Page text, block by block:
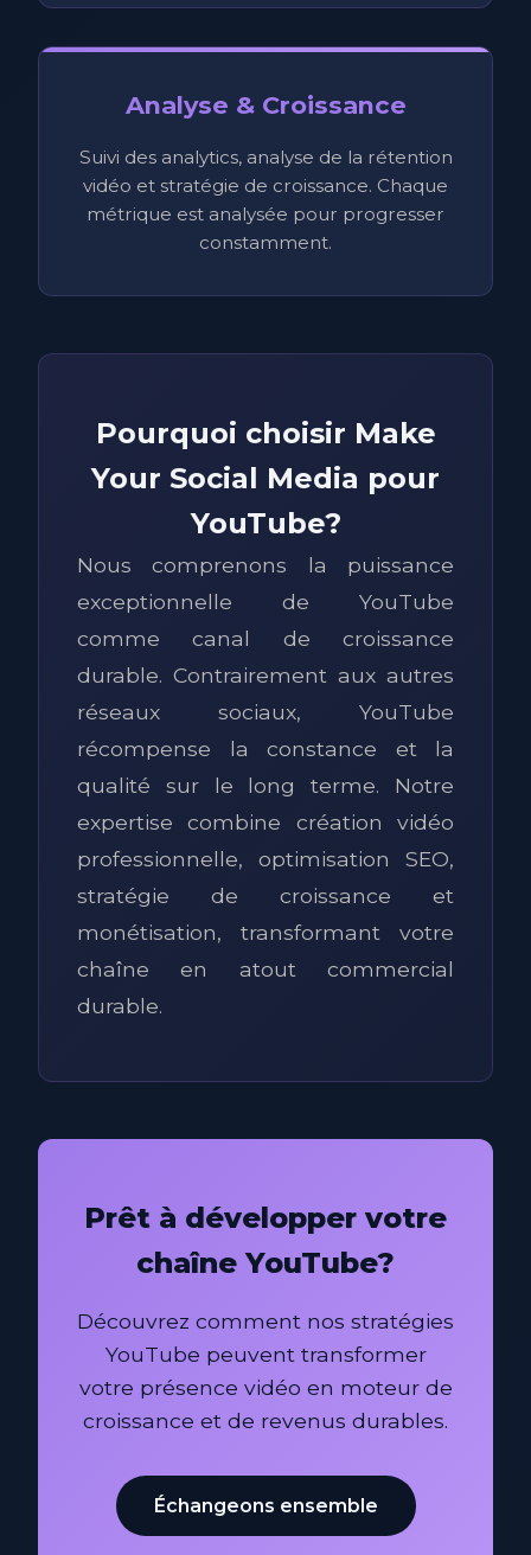
Analyse & Croissance
Suivi des analytics, analyse de la rétention
vidéo et stratégie de croissance. Chaque
métrique est analysée pour progresser
constamment.
Pourquoi choisir Make
Your Social Media pour
YouTube?
Nous comprenons la puissance
exceptionnelle de YouTube
comme canal de croissance
durable. Contrairement aux autres
réseaux sociaux, YouTube
récompense la constance et la
qualité sur le long terme. Notre
expertise combine création vidéo
professionnelle, optimisation SEO,
stratégie de croissance et
monétisation, transformant votre
chaîne en atout commercial
durable.
Prêt à développer votre
chaîne YouTube?
Découvrez comment nos stratégies
YouTube peuvent transformer
votre présence vidéo en moteur de
croissance et de revenus durables.
Échangeons ensemble